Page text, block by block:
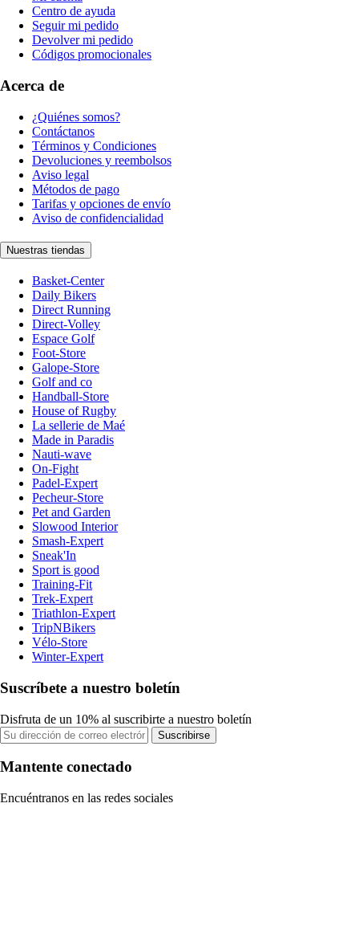
Centro de ayuda
Seguir mi pedido
Devolver mi pedido
Códigos promocionales
Acerca de
¿Quiénes somos?
Contáctanos
Términos y Condiciones
Devoluciones y reembolsos
Aviso legal
Métodos de pago
Tarifas y opciones de envío
Aviso de confidencialidad
Nuestras tiendas
Basket-Center
Daily Bikers
Direct Running
Direct-Volley
Espace Golf
Foot-Store
Galope-Store
Golf and co
Handball-Store
House of Rugby
La sellerie de Maé
Made in Paradis
Nauti-wave
On-Fight
Padel-Expert
Pecheur-Store
Pet and Garden
Slowood Interior
Smash-Expert
Sneak'In
Sport is good
Training-Fit
Trek-Expert
Triathlon-Expert
TripNBikers
Vélo-Store
Winter-Expert
Suscríbete a nuestro boletín
Disfruta de un 10% al suscribirte a nuestro boletín
Suscribirse
Mantente conectado
Encuéntranos en las redes sociales